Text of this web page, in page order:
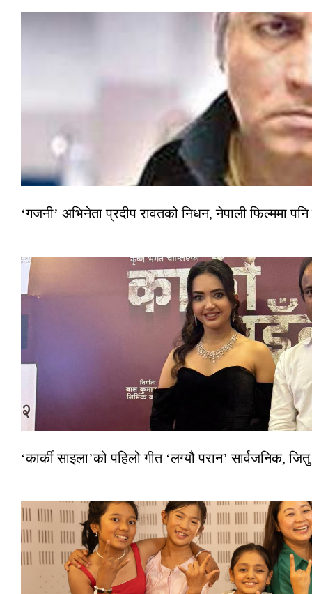
‘गजनी’ अभिनेता प्रदीप रावतको निधन, नेपाली फिल्ममा
‘कार्की साइला’को पहिलो गीत ‘लग्यौ परान’ सार्वजनिक,